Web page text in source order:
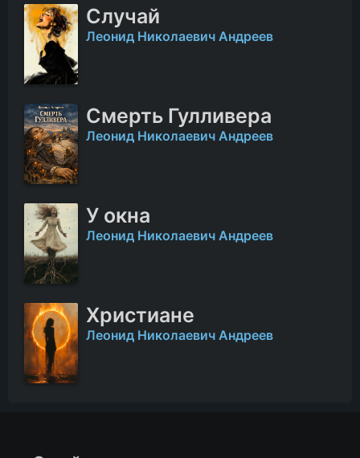
Случай
Леонид Николаевич Андреев
Смерть Гулливера
Леонид Николаевич Андреев
У окна
Леонид Николаевич Андреев
Христиане
Леонид Николаевич Андреев